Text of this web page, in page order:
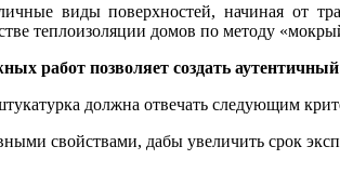
виды поверхностей, начиная от
теплоизоляции домов по методу
работ позволяет создать
должна отвечать следующим
свойствами, дабы увеличить срок